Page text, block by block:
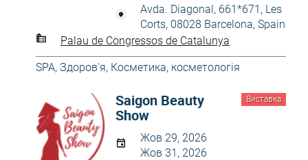
Avda. Diagonal, 661*671, Les
Corts, 08028 Barcelona, Spain
Palau de Congressos de Catalunya
SPA, Здоров'я, Косметика, косметологія
Виставка
Saigon Beauty
Show
Жов 29, 2026
Жов 31, 2026